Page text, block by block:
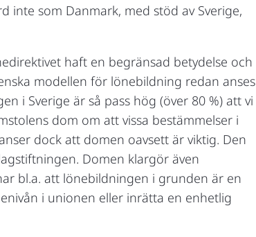
inte som Danmark, med stöd av Sverige,
haft en begränsad betydelse och
modellen för lönebildning redan anses
i Sverige är så pass hög (över 80 %) att vi
dom om att vissa bestämmelser i
dock att domen oavsett är viktig. Den
Domen klargör även
bl.a. att lönebildningen i grunden är en
i unionen eller inrätta en enhetlig